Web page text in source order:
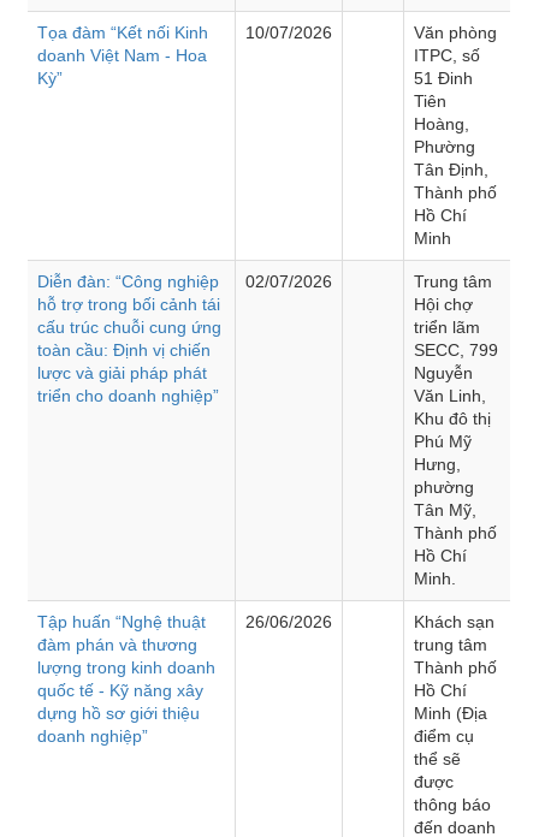
Tọa đàm “Kết nối Kinh
doanh Việt Nam - Hoa
Kỳ”
10/07/2026
Văn phòng
ITPC, số
51 Đinh
Tiên
Hoàng,
Phường
Tân Định,
Thành phố
Hồ Chí
Minh
Diễn đàn: “Công nghiệp
hỗ trợ trong bối cảnh tái
cấu trúc chuỗi cung ứng
toàn cầu: Định vị chiến
lược và giải pháp phát
triển cho doanh nghiệp”
02/07/2026
Trung tâm
Hội chợ
triển lãm
SECC, 799
Nguyễn
Văn Linh,
Khu đô thị
Phú Mỹ
Hưng,
phường
Tân Mỹ,
Thành phố
Hồ Chí
Minh.
Tập huấn “Nghệ thuật
đàm phán và thương
lượng trong kinh doanh
quốc tế - Kỹ năng xây
dựng hồ sơ giới thiệu
doanh nghiệp”
26/06/2026
Khách sạn
trung tâm
Thành phố
Hồ Chí
Minh (Địa
điểm cụ
thể sẽ
được
thông báo
đến doanh